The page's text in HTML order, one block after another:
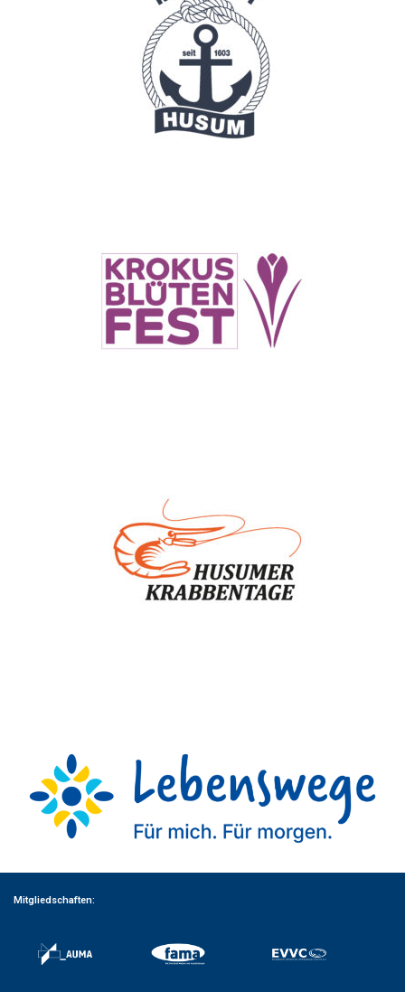
Mitgliedschaften: